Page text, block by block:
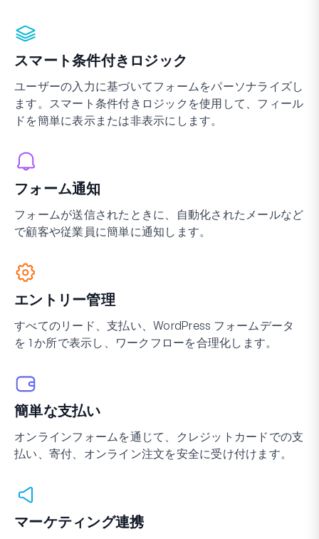
スマート条件付きロジック
ユーザーの入力に基づいてフォームをパーソナライズし
ます。スマート条件付きロジックを使用して、フィール
ドを簡単に表示または非表示にします。
フォーム通知
フォームが送信されたときに、自動化されたメールなど
で顧客や従業員に簡単に通知します。
エントリー管理
すべてのリード、支払い、WordPress フォームデータ
を 1 か所で表示し、ワークフローを合理化します。
簡単な支払い
オンラインフォームを通じて、クレジットカードでの支
払い、寄付、オンライン注文を安全に受け付けます。
マーケティング連携